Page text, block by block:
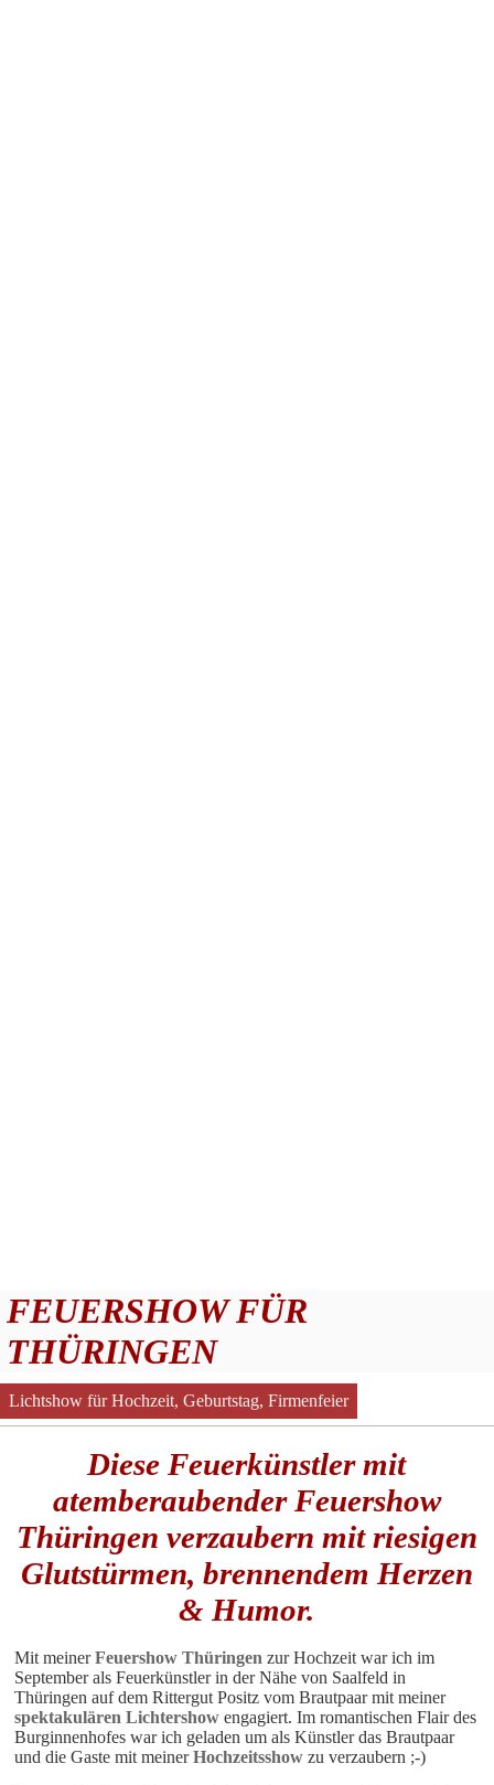
FEUERSHOW FÜR
THÜRINGEN
Lichtshow für Hochzeit, Geburtstag, Firmenfeier
Diese Feuerkünstler mit
atemberaubender Feuershow
Thüringen verzaubern mit riesigen
Glutstürmen, brennendem Herzen
& Humor.
Mit meinerFeuershow Thüringen zur Hochzeit war ich im
September als Feuerkünstler in der Nähe von Saalfeld in
Thüringen auf dem Rittergut Positz vom Brautpaar mit meiner
spektakulären Lichtershow engagiert. Im romantischen Flair des
Burginnenhofes war ich geladen um als Künstler das Brautpaar
und die Gaste mit meinerHochzeitsshow zu verzaubern ;-)